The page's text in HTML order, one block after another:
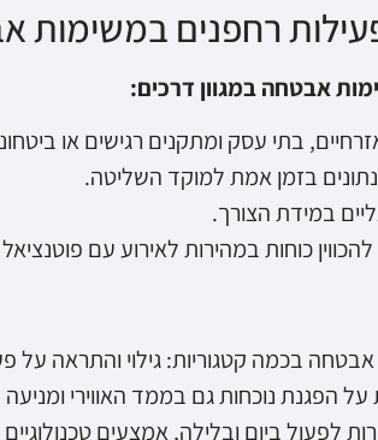
רחפנים במשימות
אבטחה במגוון דרכים:
בתי עסק ומתקנים רגישים או
בזמן אמת למוקד השליטה.
במידת הצורך.
כוחות במהירות לאירוע עם פוטנציאל
בכמה קטגוריות: גילוי והתראה על
נוכחות גם בממד האווירי ומניעה
לפעול ביום ובלילה, אמצעים